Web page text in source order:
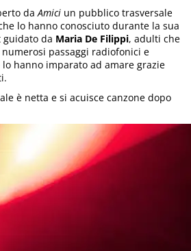
daAmici un pubblico trasversale
lo hanno conosciuto durante la sua
da Maria De Filippi, adulti che
passaggi radiofonici e
hanno imparato ad amare grazie
è netta e si acuisce canzone dopo